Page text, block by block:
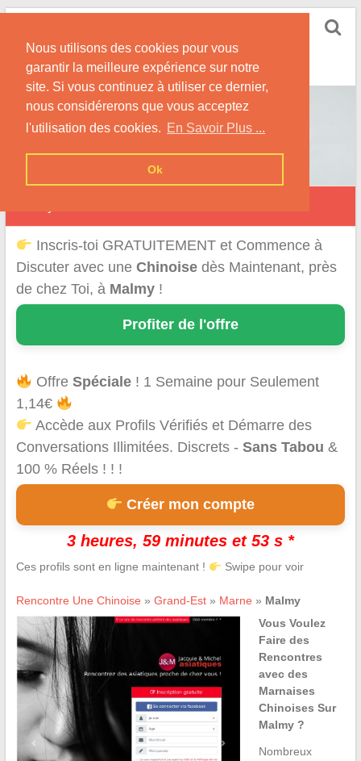
Nous utilisons des cookies pour vous
garantir la meilleure expérience sur notre
site. Si vous continuez à utiliser ce dernier,
nous considérerons que vous acceptez
l'utilisation des cookies. En Savoir Plus ...
Ok
Skip
content
Nos Conseils pour Rencontrer Une Femme
Originaire de Chine !
Inscris-toi GRATUITEMENT et Commence à
Discuter avec une Chinoisedès Maintenant, près
de chez Toi, à Malmy!
Profiter de l'offre
OffreSpéciale ! 1 Semaine pour Seulement
1,14€
Accède aux Profils Vérifiés et Démarre des
Conversations Illimitées. Discrets - Sans Tabou &
100 % Réels ! ! !
Créer mon compte
3 heures, 59 minutes et 53 s *
Ces profils sont en ligne maintenant ! Swipe pour voir
Rencontre Une Chinoise » Grand-Est» Marne » Malmy
Vous Voulez
Faire des
Rencontres
avec des
Marnaises
Chinoises Sur
Malmy ?
Nombreux